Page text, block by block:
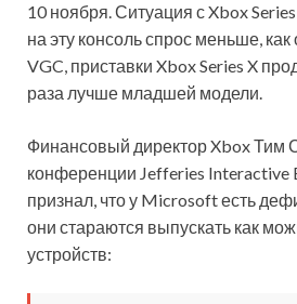
10 ноября. Ситуация с Xbox
на эту консоль спрос меньше,
VGC, приставки Xbox Series X
раза лучше младшей модели.
Финансовый директор Xbox Тим
конференции Jefferies Interactive
признал, что у Microsoft есть
они стараются выпускать как
устройств: